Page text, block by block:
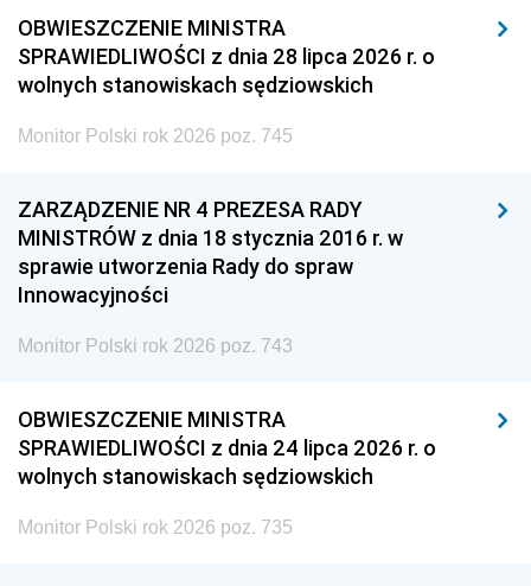
OBWIESZCZENIE MINISTRA
SPRAWIEDLIWOŚCI z dnia 28 lipca 2026 r. o
wolnych stanowiskach sędziowskich
Monitor Polski rok 2026 poz. 745
ZARZĄDZENIE NR 4 PREZESA RADY
MINISTRÓW z dnia 18 stycznia 2016 r. w
sprawie utworzenia Rady do spraw
Innowacyjności
Monitor Polski rok 2026 poz. 743
OBWIESZCZENIE MINISTRA
SPRAWIEDLIWOŚCI z dnia 24 lipca 2026 r. o
wolnych stanowiskach sędziowskich
Monitor Polski rok 2026 poz. 735